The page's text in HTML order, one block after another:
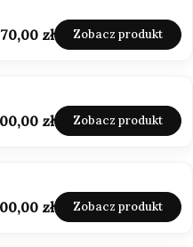
zł Zobacz produkt
zł Zobacz produkt
zł Zobacz produkt